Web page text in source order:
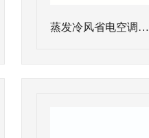
蒸发冷风省电空调…